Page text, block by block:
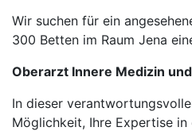
Wir suchen für ein
300 Betten im Raum Jena
Oberarzt Innere Medizin
In dieser
Möglichkeit, Ihre Expertise